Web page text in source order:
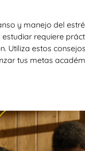
y manejo del
requiere
Utiliza estos
tus metas